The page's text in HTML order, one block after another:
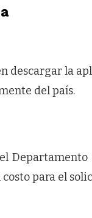
descargar la
del país.
para el